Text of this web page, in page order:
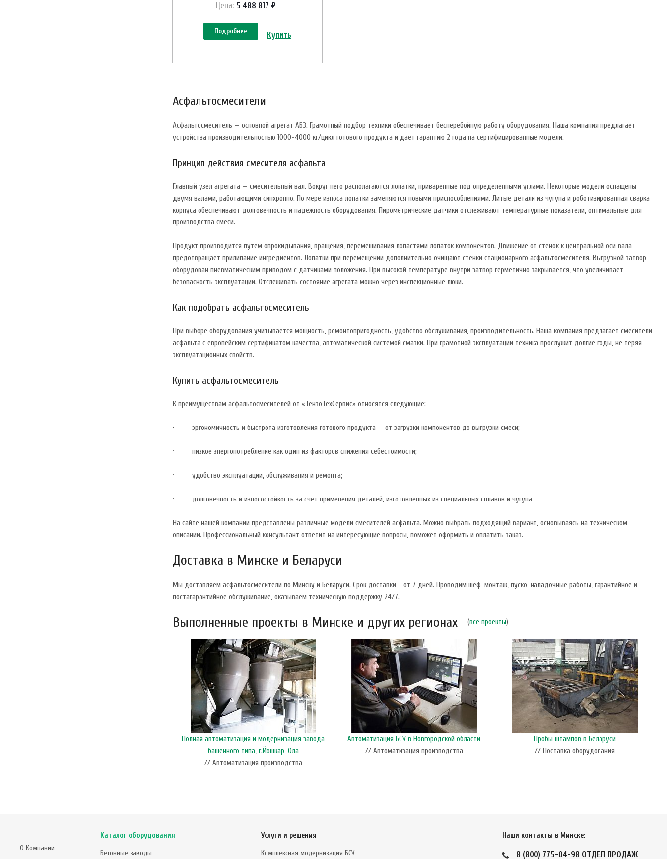
Цена: 5 488 817 ₽
Подробнее Купить
Асфальтосмесители
Асфальтосмеситель — основной агрегат АБЗ. Грамотный подбор техники обеспечивает бесперебойную работу оборудования. Наша компания предлагает
устройства производительностью 1000-4000 кг/цикл готового продукта и дает гарантию 2 года на сертифицированные модели.
Принцип действия смесителя асфальта
Главный узел агрегата — смесительный вал. Вокруг него располагаются лопатки, приваренные под определенными углами. Некоторые модели оснащены
двумя валами, работающими синхронно. По мере износа лопатки заменяются новыми приспособлениями. Литые детали из чугуна и роботизированная сварка
корпуса обеспечивают долговечность и надежность оборудования. Пирометрические датчики отслеживают температурные показатели, оптимальные для
производства смеси.
Продукт производится путем опрокидывания, вращения, перемешивания лопастями лопаток компонентов. Движение от стенок к центральной оси вала
предотвращает прилипание ингредиентов. Лопатки при перемещении дополнительно очищают стенки стационарного асфальтосмесителя. Выгрузной затвор
оборудован пневматическим приводом с датчиками положения. При высокой температуре внутри затвор герметично закрывается, что увеличивает
безопасность эксплуатации. Отслеживать состояние агрегата можно через инспекционные люки.
Как подобрать асфальтосмеситель
При выборе оборудования учитывается мощность, ремонтопригодность, удобство обслуживания, производительность. Наша компания предлагает смесители
асфальта с европейским сертификатом качества, автоматической системой смазки. При грамотной эксплуатации техника прослужит долгие годы, не теряя
эксплуатационных свойств.
Купить асфальтосмеситель
К преимуществам асфальтосмесителей от «ТензоТехСервис» относятся следующие:
· эргономичность и быстрота изготовления готового продукта — от загрузки компонентов до выгрузки смеси;
· низкое энергопотребление как один из факторов снижения себестоимости;
· удобство эксплуатации, обслуживания и ремонта;
· долговечность и износостойкость за счет применения деталей, изготовленных из специальных сплавов и чугуна.
На сайте нашей компании представлены различные модели смесителей асфальта. Можно выбрать подходящий вариант, основываясь на техническом
описании. Профессиональный консультант ответит на интересующие вопросы, поможет оформить и оплатить заказ.
Доставка в Минске и Беларуси
Мы доставляем асфальтосмесители по Минску и Беларуси. Срок доставки - от 7 дней. Проводим шеф-монтаж, пуско-наладочные работы, гарантийное и
постагарантийное обслуживание, оказываем техническую поддержку 24/7.
Выполненные проекты в Минске и других регионах (все проекты)
Полная автоматизация и модернизация завода
башенного типа, г.Йошкар-Ола
// Автоматизация производства
Автоматизация БСУ в Новгородской области
// Автоматизация производства
Пробы штампов в Беларуси
// Поставка оборудования
О Компании
Каталог оборудования
Бетонные заводы
Услуги и решения
Комплексная модернизация БСУ
Наши контакты в Минске:
8 (800) 775-04-98 ОТДЕЛ ПРОДАЖ